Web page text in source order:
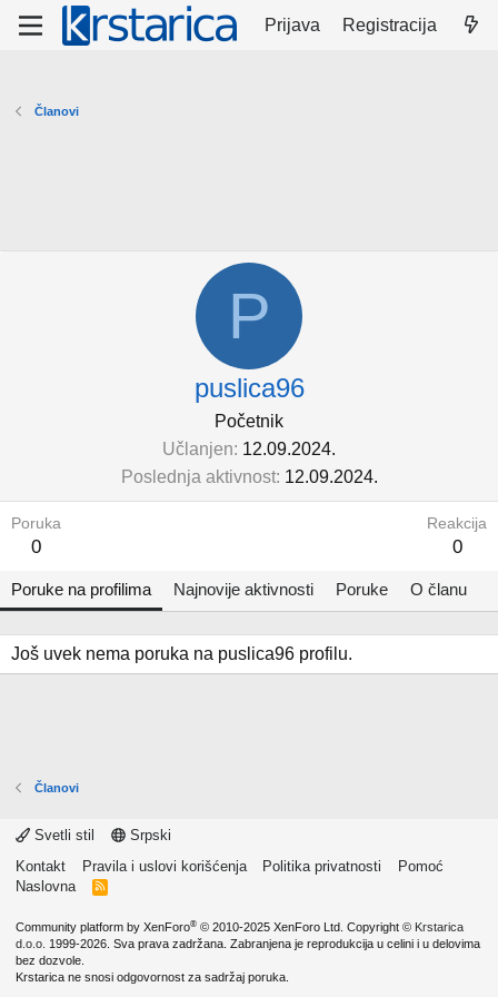
Prijava Registracija
Članovi
P
puslica96
Početnik
Učlanjen 12.09.2024.
Poslednja aktivnost 12.09.2024.
Poruka
0
Reakcija
0
Poruke na profilima Najnovije aktivnosti Poruke O članu
Još uvek nema poruka na puslica96 profilu.
Članovi
Svetli stil
Srpski
Kontakt
Pravila i uslovi korišćenja Politika privatnosti
Pomoć
Naslovna
R
Community platform by XenForo® © 2010-2025 XenForo Ltd. Copyright © Krstarica
d.o.o. 1999-2026. Sva prava zadržana. Zabranjena je reprodukcija u celini i u delovima
bez dozvole.
Krstarica ne snosi odgovornost za sadržaj poruka.